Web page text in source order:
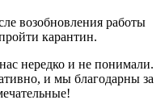
возобновления работы
карантин.
нередко и не понимали.
и мы благодарны за